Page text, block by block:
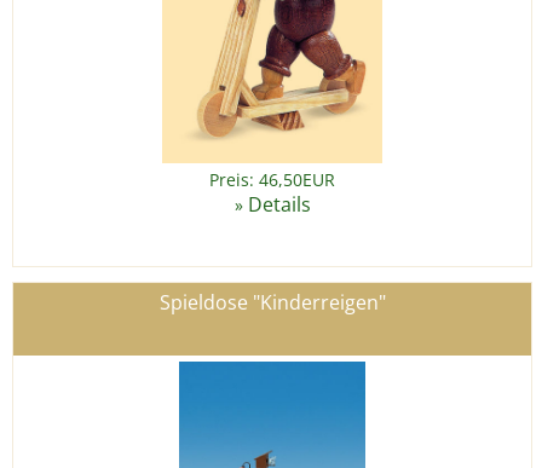
Preis: 46,50EUR
» Details
Spieldose "Kinderreigen"